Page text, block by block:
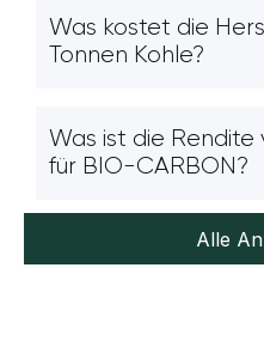
Was kostet die
Tonnen Kohle?
Was ist die
für BIO-CARBON?
Alle